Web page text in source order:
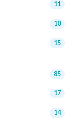
11
10
15
85
17
14